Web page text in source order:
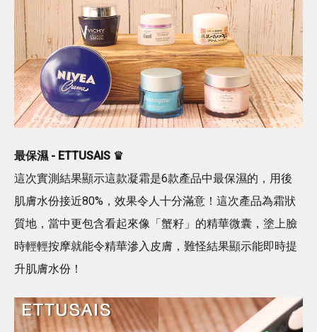
最保濕 - ETTUSAIS ♛
這次實測結果顯示這款凝霜是6款產品中最保濕的，用後
肌膚水份接近80%，效果令人十分滿意！這次產品為霜狀
質地，當中更包含看起來像「蟹籽」的精華微囊，塗上臉
時輕輕按摩就能令精華滲入皮膚，難怪結果顯示能即時提
升肌膚水份！